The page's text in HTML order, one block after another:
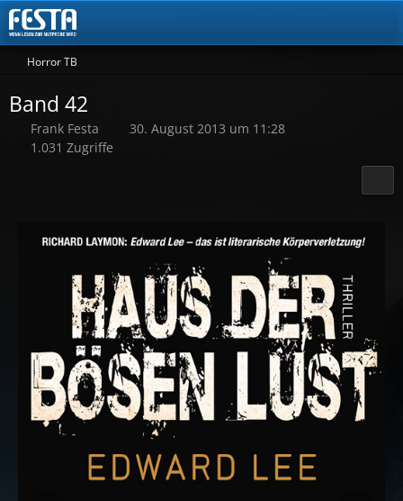
Horror TB
Band 42
Frank Festa
30. August 2013 um 11:28
1.031 Zugriffe